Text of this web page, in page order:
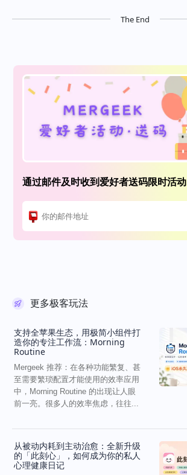
The End
通过邮件及时收到爱好者送码限时活动
更多极客玩法
支持全苹果生态，用极简小组件打
造你的专注工作流：Morning
Routine
Mergeek 推荐：在各种功能繁复、甚
至需要繁琐配置才能使用的效率应用
中，Morning Routine 的出现让人眼
前一亮。很多人的效率焦虑，往往...
从被动内耗到主动治愈：全新升级
的「此刻心」，如何成为你的私人
心理健康日记